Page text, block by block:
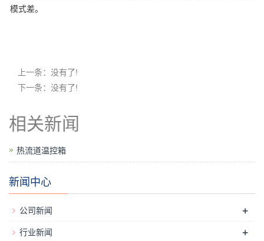
模式差。
上一条：没有了!
下一条：没有了!
相关新闻
热流道温控箱
新闻中心
公司新闻 +
行业新闻 +